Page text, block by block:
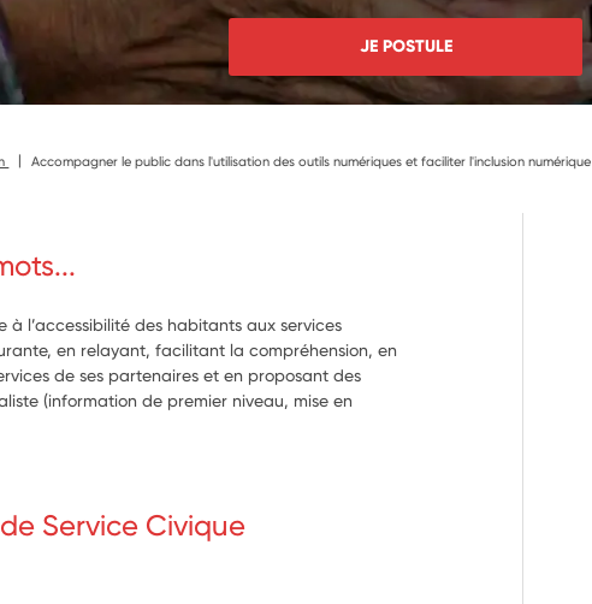
JE POSTULE
Accompagner le public dans l'utilisation des outils numériques et faciliter l'inclusion numérique
à l’accessibilité des habitants aux services
en relayant, facilitant la compréhension, en
de ses partenaires et en proposant des
(information de premier niveau, mise en
Service Civique